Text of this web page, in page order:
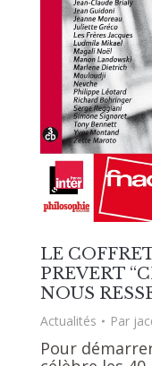
LE
PREVERT
NOUS
Actualités Par
Pour